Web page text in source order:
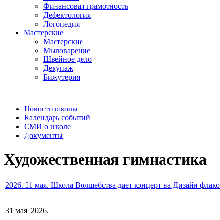
Финансовая грамотность
Дефектология
Логопедия
Мастерские
Мастерские
Мыловарение
Швейное дело
Декупаж
Бижутерия
Новости школы
Календарь событий
СМИ о школе
Документы
Художественная гимнастика
2026. 31 мая. Школа Волшебства дает концерт на Дизайн
31 мая. 2026.